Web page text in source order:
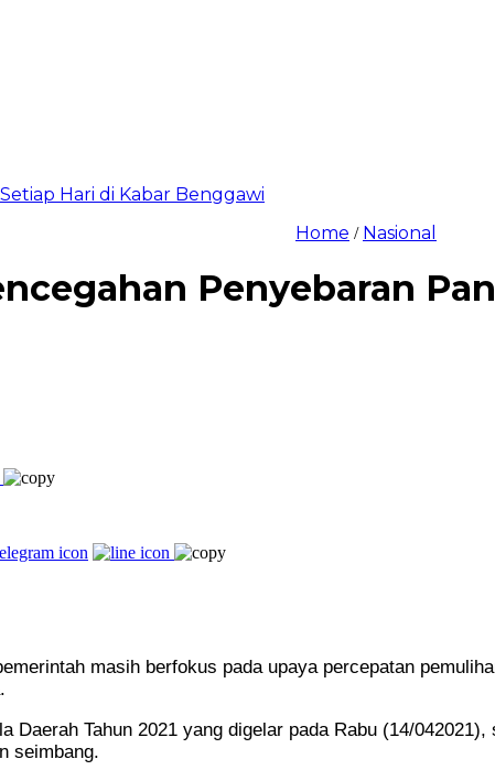
Hari di Kabar Benggawi
Home / Nasional
Penyebaran
masih berfokus pada upaya percepatan
Daerah Tahun 2021 yang digelar pada Rabu (14/
seimbang.